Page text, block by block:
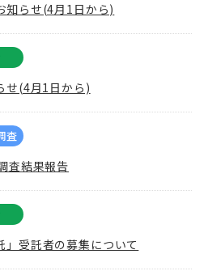
知らせ(4月1日から)
せ(4月1日から)
査
査結果報告
」受託者の募集について